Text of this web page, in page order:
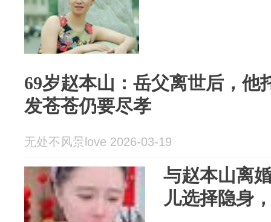
69岁赵本山：岳父离世后，他
发苍苍仍要尽孝
无处不风景love 2026-03-19
与赵本山离
儿选择隐身